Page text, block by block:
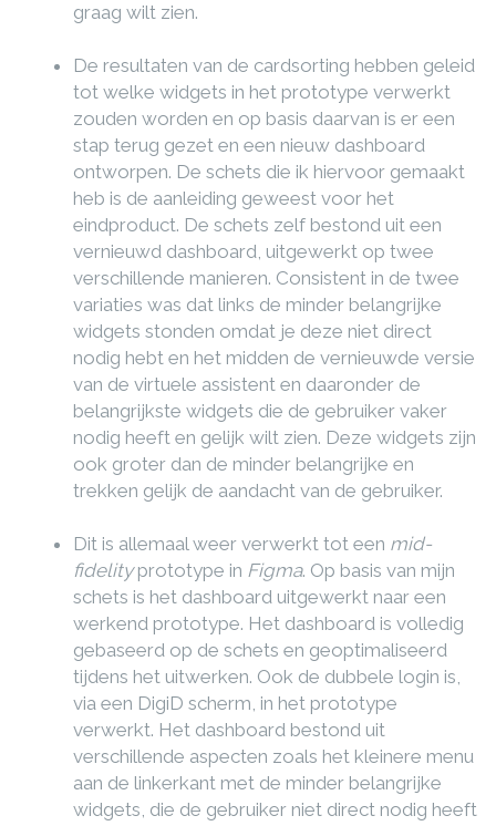
graag wilt zien.
De resultaten van de cardsorting hebben geleid
tot welke widgets in het prototype verwerkt
zouden worden en op basis daarvan is er een
stap terug gezet en een nieuw dashboard
ontworpen. De schets die ik hiervoor gemaakt
heb is de aanleiding geweest voor het
eindproduct. De schets zelf bestond uit een
vernieuwd dashboard, uitgewerkt op twee
verschillende manieren. Consistent in de twee
variaties was dat links de minder belangrijke
widgets stonden omdat je deze niet direct
nodig hebt en het midden de vernieuwde versie
van de virtuele assistent en daaronder de
belangrijkste widgets die de gebruiker vaker
nodig heeft en gelijk wilt zien. Deze widgets zijn
ook groter dan de minder belangrijke en
trekken gelijk de aandacht van de gebruiker.
Dit is allemaal weer verwerkt tot een mid-
fidelityprototype in Figma. Op basis van mijn
schets is het dashboard uitgewerkt naar een
werkend prototype. Het dashboard is volledig
gebaseerd op de schets en geoptimaliseerd
tijdens het uitwerken. Ook de dubbele login is,
via een DigiD scherm, in het prototype
verwerkt. Het dashboard bestond uit
verschillende aspecten zoals het kleinere menu
aan de linkerkant met de minder belangrijke
widgets, die de gebruiker niet direct nodig heeft